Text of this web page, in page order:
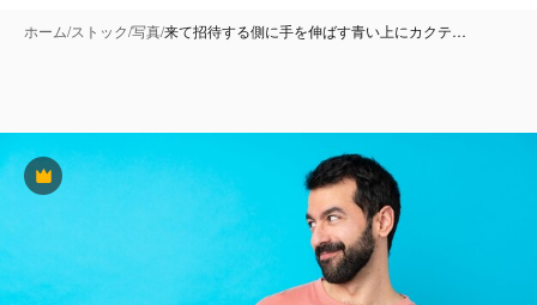
ホーム/ストック/写真/来て招待する側に手を伸ばす青い上にカクテ…
Premium